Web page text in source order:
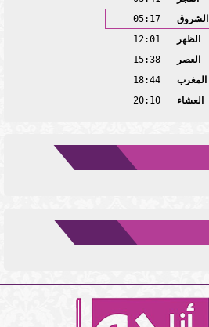
الشروق
05:17
الظهر
12:01
العصر
15:38
المغرب
18:44
العشاء
20:10